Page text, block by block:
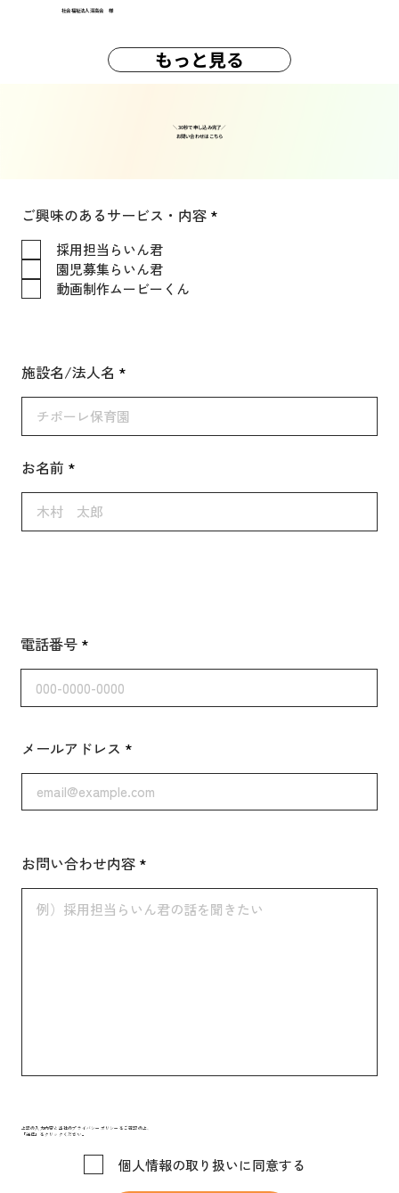
社会福祉法人深高会 様
もっと見る
＼30秒で申し込み完了／
​お問い合わせはこちら
上記の入力内容と当社のプライバシーポリシーをご確認の上、
「送信」をクリックください。
個人情報の取り扱いに同意する
お問い合わせ内容
電話番号
メールアドレス
お名前
施設名/法人名
ご興味のあるサービス・内容 *必
採用担当らいん君
園児募集らいん君
動画制作ムービーくん